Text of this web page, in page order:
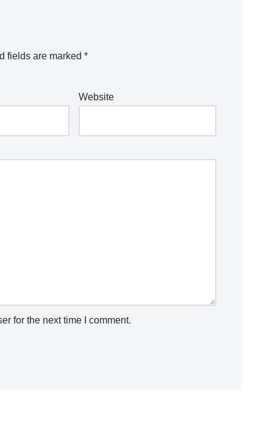
fields are marked *
Website
for the next time I comment.